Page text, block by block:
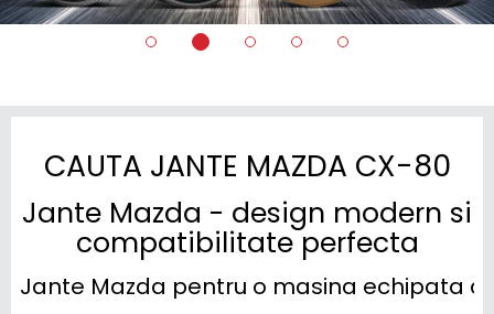
CAUTA JANTE MAZDA CX-80
Jante Mazda - design modern si
compatibilitate perfecta
Jante Mazda pentru o masina echipata